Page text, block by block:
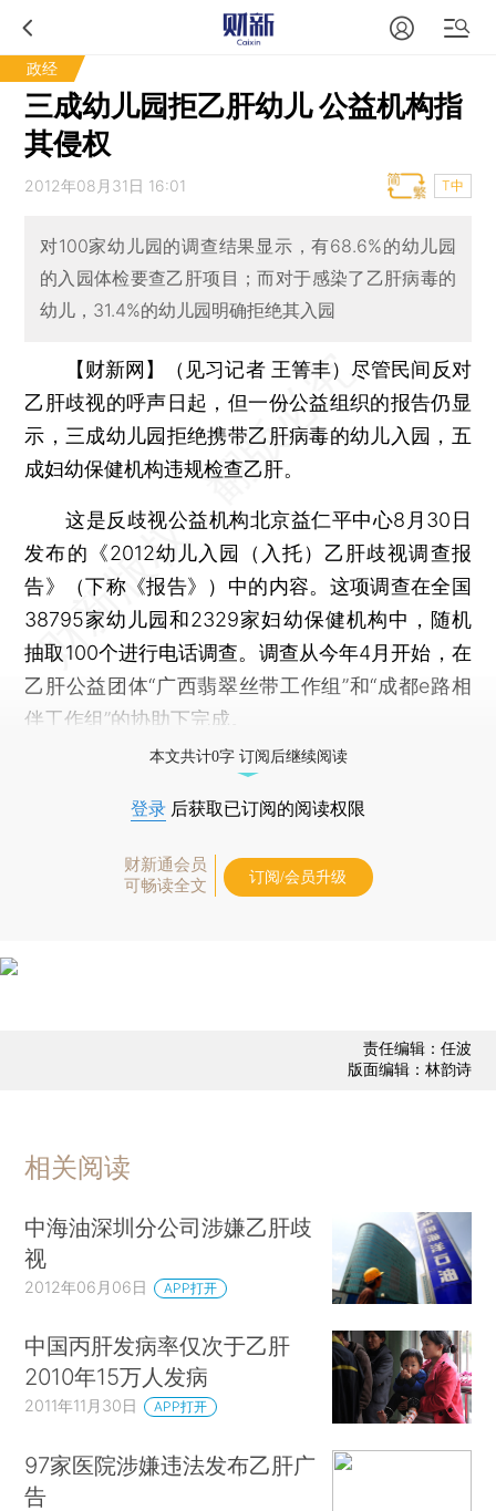
政经
三成幼儿园拒乙肝幼儿 公益机构指
其侵权
2012年08月31日 16:01 T中
对100家幼儿园的调查结果显示，有68.6%的幼儿园
的入园体检要查乙肝项目；而对于感染了乙肝病毒的
幼儿，31.4%的幼儿园明确拒绝其入园
【财新网】（见习记者 王箐丰）尽管民间反对
乙肝歧视的呼声日起，但一份公益组织的报告仍显
示，三成幼儿园拒绝携带乙肝病毒的幼儿入园，五
成妇幼保健机构违规检查乙肝。
这是反歧视公益机构北京益仁平中心8月30日
发布的《2012幼儿入园（入托）乙肝歧视调查报
告》（下称《报告》）中的内容。这项调查在全国
38795家幼儿园和2329家妇幼保健机构中，随机
抽取100个进行电话调查。调查从今年4月开始，在
乙肝公益团体“广西翡翠丝带工作组”和“成都e路相
伴工作组”的协助下完成。
本文共计0字 订阅后继续阅读
登录 后获取已订阅的阅读权限
财新通会员
可畅读全文
订阅/会员升级
责任编辑：任波
版面编辑：林韵诗
相关阅读
中海油深圳分公司涉嫌乙肝歧
视
2012年06月06日 APP打开
中国丙肝发病率仅次于乙肝
2010年15万人发病
2011年11月30日 APP打开
97家医院涉嫌违法发布乙肝广
告